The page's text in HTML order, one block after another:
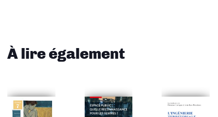
À lire également